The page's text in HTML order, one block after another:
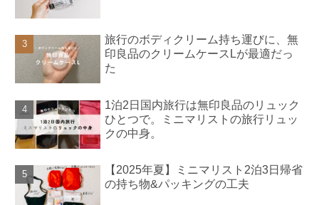
旅行のボディクリーム持ち運びに、無
印良品のクリームケースLが最適だっ
た
1泊2日国内旅行は無印良品のリュック
ひとつで。ミニマリストの旅行リュッ
クの中身。
【2025年夏】ミニマリスト2泊3日帰省
の持ち物&パッキングの工夫